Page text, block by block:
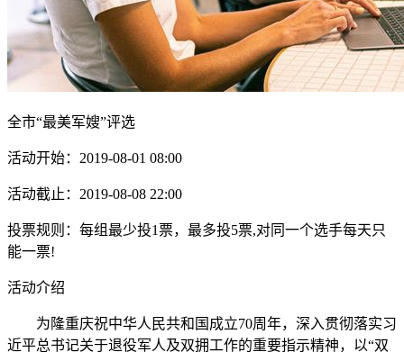
全市“最美军嫂”评选
活动开始：2019-08-01 08:00
活动截止：2019-08-08 22:00
投票规则：每组最少投1票，最多投5票,对同一个选手每天只
能一票!
活动介绍
为隆重庆祝中华人民共和国成立70周年，深入贯彻落实习
近平总书记关于退役军人及双拥工作的重要指示精神，以“双